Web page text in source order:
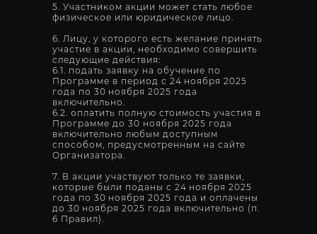
5. Участником акции может стать любое
физическое или юридическое лицо.
6. Лицу, у которого есть желание принять
участие в акции, необходимо совершить
следующие действия:
6.1. подать заявку на обучение по
Программе в период с 24 ноября 2025
года по 30 ноября 2025 года
включительно.
6.2. оплатить полную стоимость участия в
Программе до 30 ноября 2025 года
включительно любым доступным
способом, предусмотренным на сайте
Организатора.
7. В акции участвуют только те заявки,
которые были поданы с 24 ноября 2025
года по 30 ноября 2025 года и оплачены
до 30 ноября 2025 года включительно (п.
6 Правил).